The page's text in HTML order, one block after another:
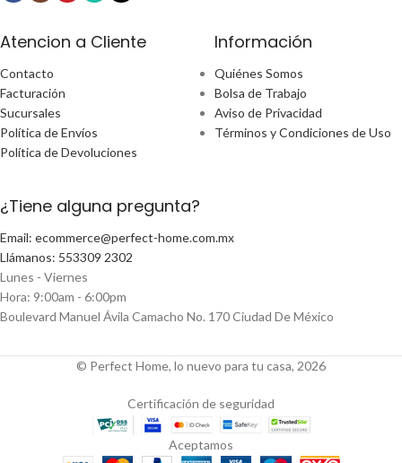
Atencion a Cliente
Contacto
Facturación
Sucursales
Política de Envíos
Política de Devoluciones
Información
Quiénes Somos
Bolsa de Trabajo
Aviso de Privacidad
Términos y Condiciones de Uso
¿Tiene alguna pregunta?
Email: ecommerce@perfect-home.com.mx
Llámanos: 553309 2302
Lunes - Viernes
Hora: 9:00am - 6:00pm
Boulevard Manuel Ávila Camacho No. 170 Ciudad De México
© Perfect Home, lo nuevo para tu casa, 2026
Certificación de seguridad
Aceptamos